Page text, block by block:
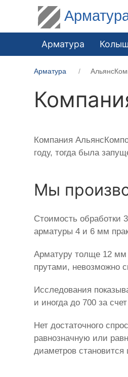
Арматура
Арматура
Компания
году, тогда была
Мы
Стоимость обработки
арматуры 4 и 6 мм
Арматуру толще 12 мм
прутами, невозможно
Исследования
и иногда до 700 за
Нет достаточного
равнозначную или
диаметров